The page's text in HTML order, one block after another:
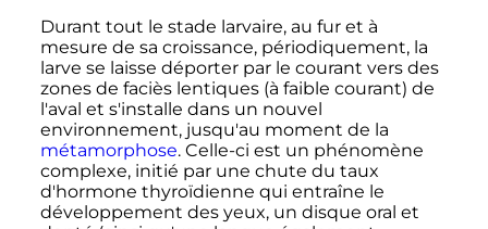
Durant tout le stade larvaire, au fur et à
mesure de sa croissance, périodiquement, la
larve se laisse déporter par le courant vers des
zones de faciès lentiques (à faible courant) de
l'aval et s'installe dans un nouvel
environnement, jusqu'au moment de la
métamorphose. Celle-ci est un phénomène
complexe, initié par une chute du taux
d'hormone thyroïdienne qui entraîne le
développement des yeux, un disque oral et